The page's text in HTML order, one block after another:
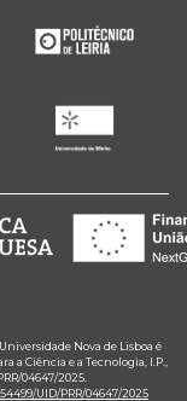
Nova de Lisboa é
a Ciência e a Tecnologia, I.P.,
04647/2025.
UID/PRR/04647/2025